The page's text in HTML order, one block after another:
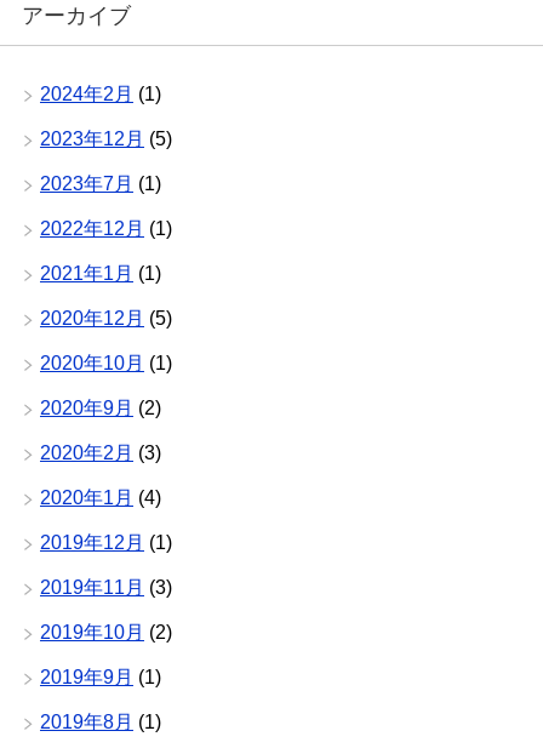
アーカイブ
2024年2月 (1)
2023年12月 (5)
2023年7月 (1)
2022年12月 (1)
2021年1月 (1)
2020年12月 (5)
2020年10月 (1)
2020年9月 (2)
2020年2月 (3)
2020年1月 (4)
2019年12月 (1)
2019年11月 (3)
2019年10月 (2)
2019年9月 (1)
2019年8月 (1)